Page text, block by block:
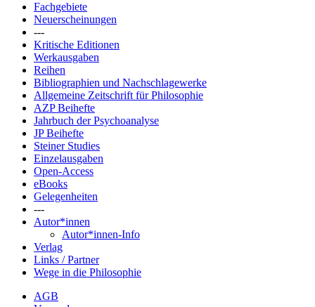
Fachgebiete
Neuerscheinungen
---
Kritische Editionen
Werkausgaben
Reihen
Bibliographien und Nachschlagewerke
Allgemeine Zeitschrift für Philosophie
AZP Beihefte
Jahrbuch der Psychoanalyse
JP Beihefte
Steiner Studies
Einzelausgaben
Open-Access
eBooks
Gelegenheiten
---
Autor*innen
Autor*innen-Info
Verlag
Links / Partner
Wege in die Philosophie
AGB